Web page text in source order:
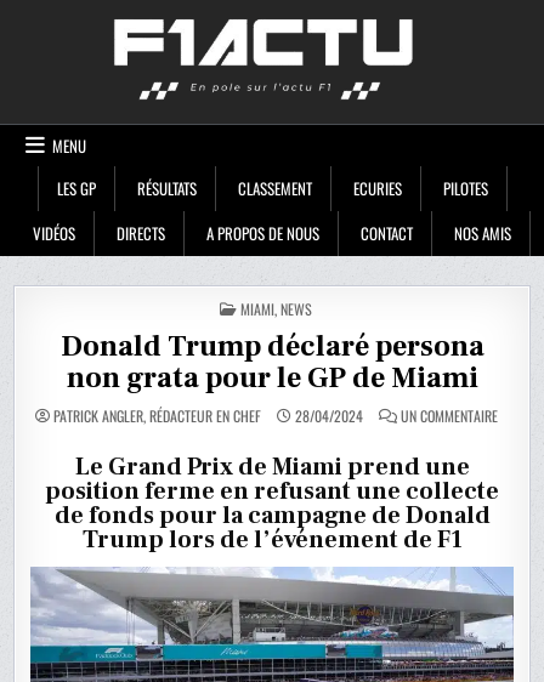
MENU
LES GP
RÉSULTATS CLASSEMENT ECURIES
PILOTES
VIDÉOS
DIRECTS A PROPOS DE NOUS CONTACT NOS AMIS
POSTED
IN
MIAMI,NEWS
Donald Trump déclaré persona
non grata pour le GP de Miami
PATRICK ANGLER, RÉDACTEUR EN CHEF 28/04/2024 UN COMMENTAIRESUR
DONALD
NON
GRATA
Le Grand Prix de Miami prend une
position ferme en refusant une collecte
de fonds pour la campagne de Donald
Trump lors de l’événement de F1